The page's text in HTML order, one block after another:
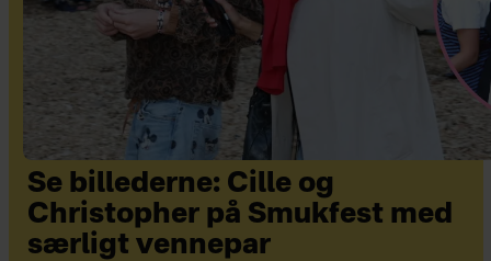
Se billederne: Cille og
Christopher på Smukfest med
særligt vennepar